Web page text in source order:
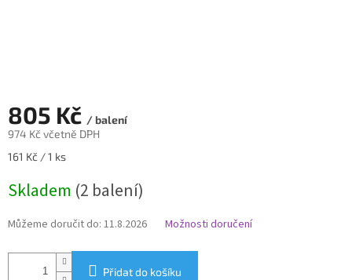
805 Kč / balení
974 Kč včetně DPH
Měrná
161 Kč / 1 ks
Skladem (2 balení)
Můžeme doručit do: 11.8.2026 Možnosti doručení
Přidat do košíku